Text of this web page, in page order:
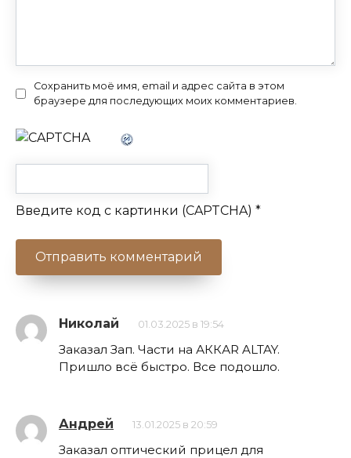
Сохранить моё имя, email и адрес сайта в этом
браузере для последующих моих комментариев.
Введите код с картинки (CAPTCHA) *
Николай 01.03.2025 в 19:54
Заказал Зап. Части на АККАR ALTAY.
Пришло всё быстро. Все подошло.
Андрей 13.01.2025 в 20:59
Заказал оптический прицел для